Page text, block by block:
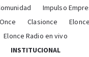
Impulso
Clasionce
Elonce Radio en vivo
INSTITUCIONAL